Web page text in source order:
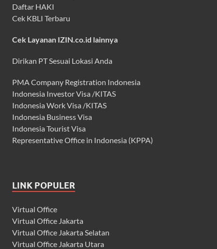
Daftar HAKI
Cek KBLI Terbaru
Cek Layanan IZIN.co.id lainnya
Dirikan PT Sesuai Lokasi Anda
PMA Company Registration Indonesia
Indonesia Investor Visa /KITAS
Indonesia Work Visa /KITAS
Indonesia Business Visa
Indonesia Tourist Visa
Representative Office in Indonesia (KPPA)
LINK POPULER
Virtual Office
Virtual Office Jakarta
Virtual Office Jakarta Selatan
Virtual Office Jakarta Utara